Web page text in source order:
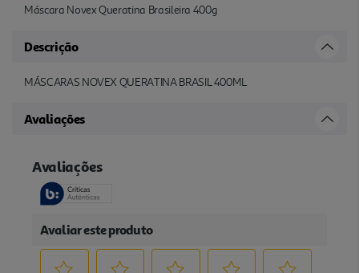
Máscara Novex Queratina Brasileira 400g
Descrição
MÁSCARAS NOVEX QUERATINA BRASIL 400ML
Avaliações